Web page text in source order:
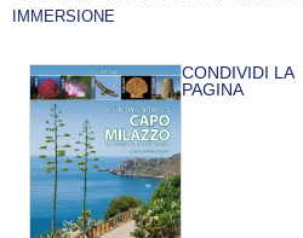
IMMERSIONE
CONDIVIDI LA
PAGINA